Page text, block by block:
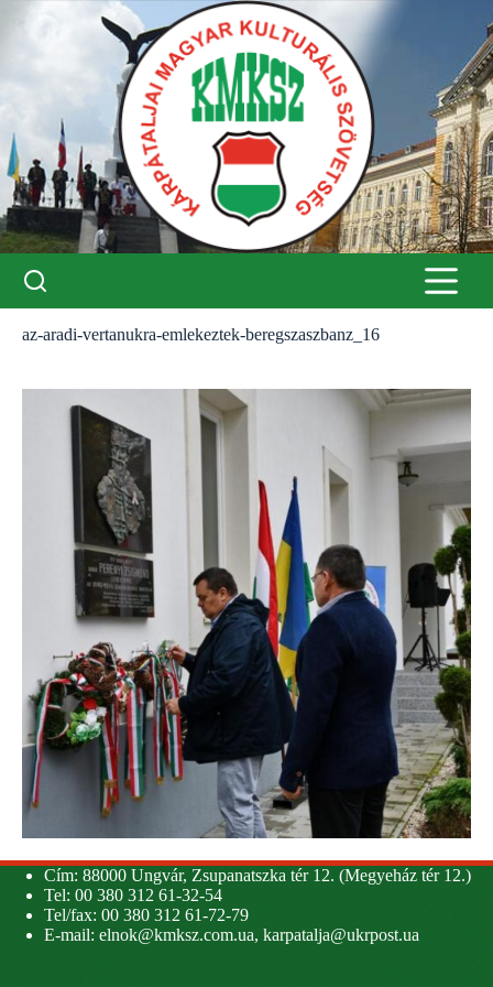
az-aradi-vertanukra-emlekeztek-beregszaszbanz_16
Cím: 88000 Ungvár, Zsupanatszka tér 12. (Megyeház tér 12.)
Tel: 00 380 312 61-32-54
Tel/fax: 00 380 312 61-72-79
E-mail: elnok@kmksz.com.ua, karpatalja@ukrpost.ua